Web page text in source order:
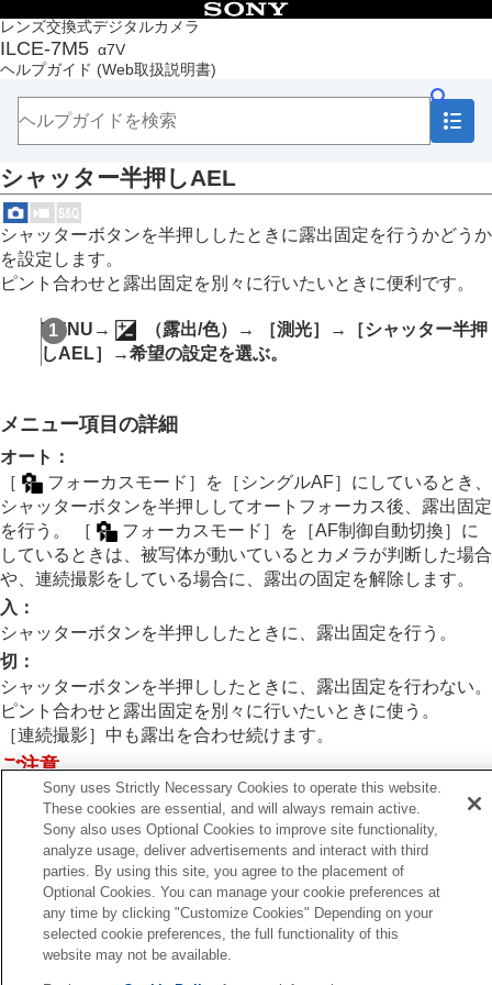
レンズ交換式デジタルカメラ
ILCE-7M5 α7V
ヘルプガイド (Web取扱説明書)
目次
トップページ
ヘルプガイドの使いかた
本体と付属品を確認する
本機の基本操作
準備/基本的な撮影
MENU一覧から機能を探す
撮影機能を活用する
この章の目次
撮影モードを選ぶ
フォーカス（ピント）を合わせる
被写体認識AF
露出補正（静止画/動画）
露出値ステップ幅
（静止画/動画）
露出基準調整 （静止画/動画）
Dレンジオプティマイザー
（静止画/動画）
測光モード（静止画/動画）
マルチ測光時顔優先
（静止画/動画）
スポット測光位置（静止画/動画）
シャッター半押しAEL
ゼブラ表示
ISO感度を選ぶ
ホワイトバランス
画像に効果を加える
ドライブモードを使う（連写/セルフタイマー）
セルフタイマー（動画）
インターバル撮影機能
より高画質の静止画を撮影する
画質や記録形式を設定する
タッチ機能を使う
シャッターの設定
シャッター半押しAEL
シャッターボタンを半押ししたときに露出固定を行うかどうか
を設定します。
ピント合わせと露出固定を別々に行いたいときに便利です。
MENU → （露出/色）→ ［測光］ →
［シャッター半押
しAEL］
→希望の設定を選ぶ。
メニュー項目の詳細
オート ：
［
フォーカスモード］ を ［シングルAF］ にしているとき、
シャッターボタンを半押ししてオートフォーカス後、露出固定
を行う。
［ フォーカスモード］ を ［AF制御自動切換］ に
しているときは、被写体が動いているとカメラが判断した場合
や、連続撮影をしている場合に、露出の固定を解除します。
入 ：
シャッターボタンを半押ししたときに、露出固定を行う。
切 ：
シャッターボタンを半押ししたときに、露出固定を行わない。
ピント合わせと露出固定を別々に行いたいときに使う。
［連続撮影］ 中も露出を合わせ続けます。
ご注意
［シャッター半押しAEL］の設定にかかわらず、AEL
ボタ
ンの操作が優先されます。
ロック
Sony uses Strictly Necessary Cookies to operate this website.
These cookies are essential, and will always remain active.
Sony also uses Optional Cookies to improve site functionality,
analyze usage, deliver advertisements and interact with third
parties. By using this site, you agree to the placement of
Optional Cookies. You can manage your cookie preferences at
any time by clicking "Customize Cookies" Depending on your
selected cookie preferences, the full functionality of this
website may not be available.